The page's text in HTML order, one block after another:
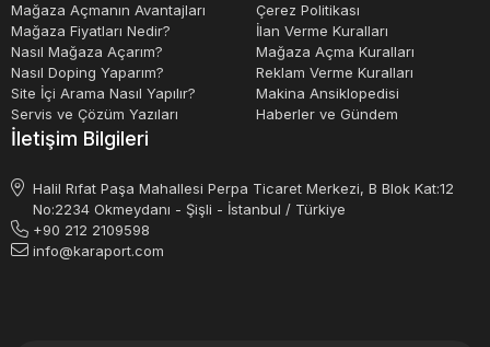
Mağaza Açmanın Avantajları
Mağaza Fiyatları Nedir?
Nasıl Mağaza Açarım?
Nasıl Doping Yaparım?
Site İçi Arama Nasıl Yapılır?
Servis ve Çözüm Yazıları
Çerez Politikası
İlan Verme Kuralları
Mağaza Açma Kuralları
Reklam Verme Kuralları
Makina Ansiklopedisi
Haberler ve Gündem
İletişim Bilgileri
Halil Rıfat Paşa Mahallesi Perpa Ticaret Merkezi, B Blok Kat:12
No:2234 Okmeydanı - Şişli - İstanbul / Türkiye
+90 212 2109598
info@karaport.com